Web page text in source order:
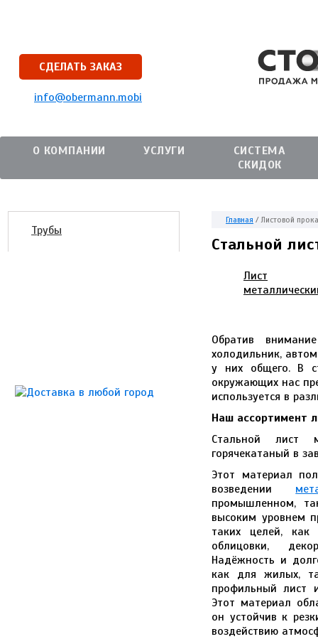
СДЕЛАТЬ ЗАКАЗ
info@obermann.mobi
О КОМПАНИИ УСЛУГИ
СИСТЕМА
СКИДОК
Трубы
Главная /Листовой
Стальной
Лист
Обратив
холодильник,
у них общего. В
окружающих нас
используется в
Наш ассортимент
Стальной лист
горячекатаный в
Этот материал
возведении
промышленном,
высоким уровнем
таких целей, как
облицовки,
Надёжность и
как для жилых,
профильный лист
Этот материал
он устойчив к
воздействию